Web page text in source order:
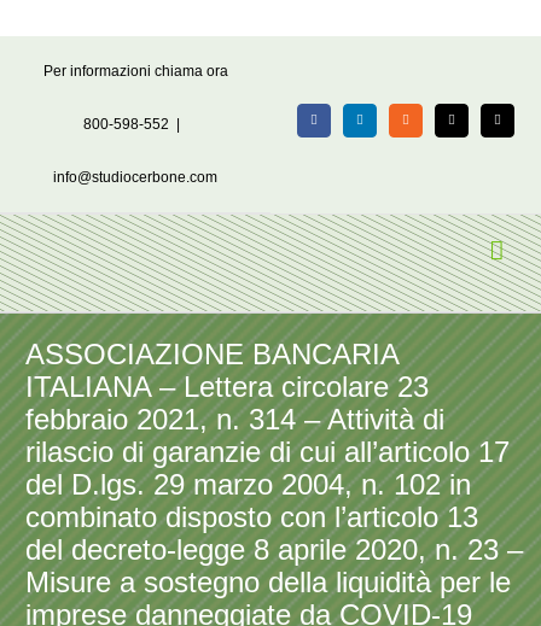
Per informazioni chiama ora
800-598-552
info@studiocerbone.com
FacebookLinkedIn Rss X Email
ASSOCIAZIONE BANCARIA
ITALIANA – Lettera circolare 23
febbraio 2021, n. 314 – Attività di
rilascio di garanzie di cui all’articolo 17
del D.lgs. 29 marzo 2004, n. 102 in
combinato disposto con l’articolo 13
del decreto-legge 8 aprile 2020, n. 23 –
Misure a sostegno della liquidità per le
imprese danneggiate da COVID-19